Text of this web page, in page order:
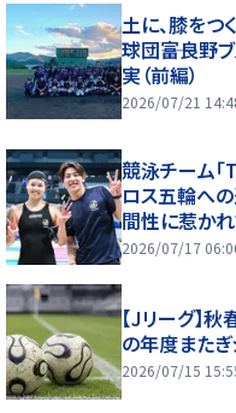
土に、膝をつ
球団――富良野
実（前編）
2026/07/21
競泳チーム「
ロス五輪へ
間性に惹か
2026/07/17
【Jリーグ】
の年度また
2026/07/15